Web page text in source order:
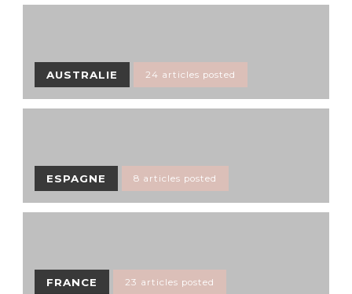
AUSTRALIE 24 articles posted
ESPAGNE 8 articles posted
FRANCE 23 articles posted